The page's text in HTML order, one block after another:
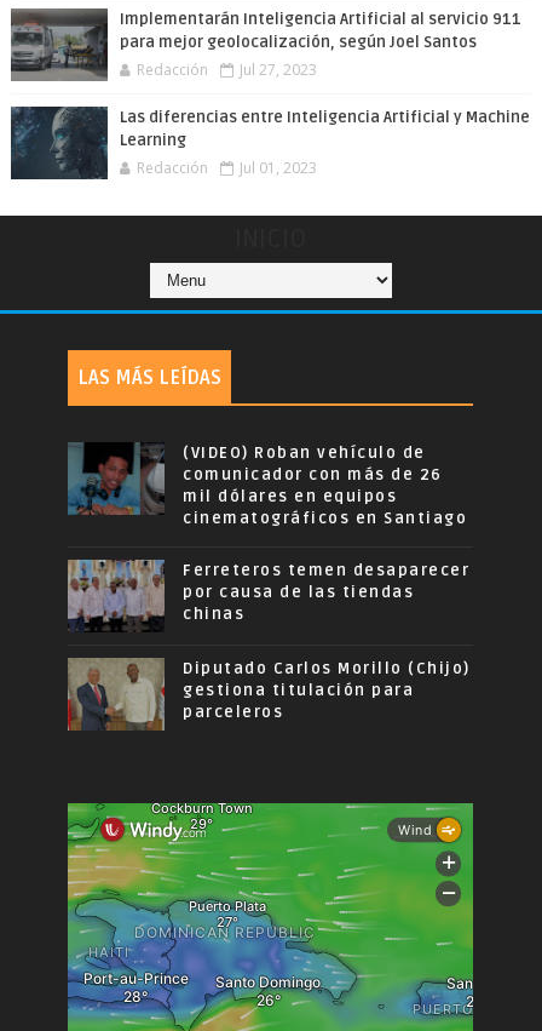
Implementarán Inteligencia Artificial al servicio 911
para mejor geolocalización, según Joel Santos
Redacción Jul 27, 2023
Las diferencias entre Inteligencia Artificial y Machine
Learning
Redacción Jul 01, 2023
LAS MÁS LEÍDAS
(VIDEO) Roban vehículo de
comunicador con más de 26
mil dólares en equipos
cinematográficos en Santiago
Ferreteros temen desaparecer
por causa de las tiendas
chinas
Diputado Carlos Morillo (Chijo)
gestiona titulación para
parceleros